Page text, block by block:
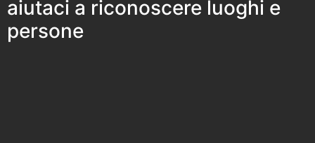
aiutaci a riconoscere luoghi e
persone